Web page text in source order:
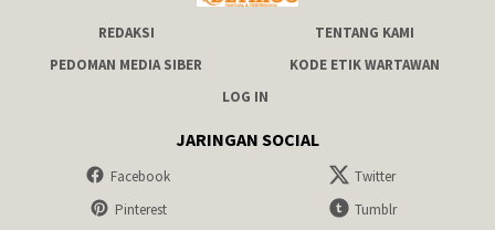
REDAKSI
TENTANG KAMI
PEDOMAN MEDIA SIBER
KODE ETIK WARTAWAN
LOG IN
JARINGAN SOCIAL
Facebook
Twitter
Pinterest
Tumblr